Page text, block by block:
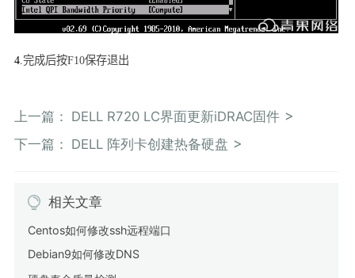
4. 完成后按F10保存退出
上一篇： DELL R720 LC界面更新iDRAC固件
下一篇： DELL 阵列卡创建热备硬盘
相关文章
Centos如何修改ssh远程端口
Debian9如何修改DNS